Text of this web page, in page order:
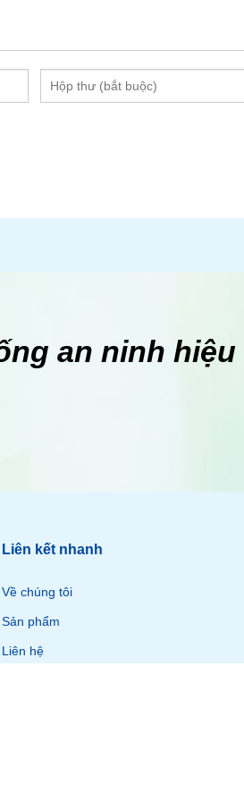
an ninh
Liên kết nhanh
Về chúng tôi
Sản phẩm
Liên hệ